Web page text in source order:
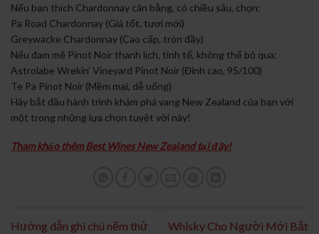
Nếu bạn thích Chardonnay cân bằng, có chiều sâu, chọn:
Pa Road Chardonnay (Giá tốt, tươi mới)
Greywacke Chardonnay (Cao cấp, tròn đầy)
Nếu đam mê Pinot Noir thanh lịch, tinh tế, không thể bỏ qua:
Astrolabe Wrekin’ Vineyard Pinot Noir (Đỉnh cao, 95/100)
Te Pa Pinot Noir (Mềm mại, dễ uống)
Hãy bắt đầu hành trình khám phá vang New Zealand của bạn với
một trong những lựa chọn tuyệt vời này!
Tham khảo thêm Best Wines New Zealand tại đây!
Hướng dẫn ghi chú nếm thử
Whisky Cho Người Mới Bắt